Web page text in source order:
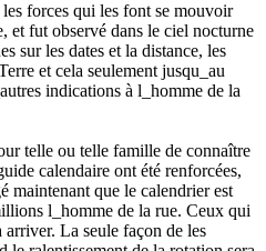
forces qui les font se mouvoir
et fut observé dans le ciel nocturne
sur les dates et la distance, les
et cela seulement jusqu_au
indications à l_homme de la
telle ou telle famille de connaître
calendaire ont été renforcées,
maintenant que le calendrier est
l_homme de la rue. Ceux qui
La seule façon de les